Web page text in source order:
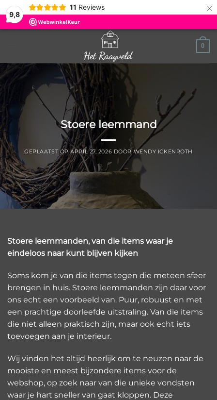
9,8
11 Reviews ×
0
Stoere leemmand
GEPLAATST OPAPRIL 27, 2026 DOORWENDY ICKENROTH
Stoere leemmanden, van die items waar je
eindeloos naar kunt blijven kijken
Soms kom je van die items tegen die meteen sfeer
brengen in huis. Stoere leemmanden zijn daar voor
ons echt een voorbeeld van. Puur, robuust en met
een prachtige doorleefde uitstraling. Van die items
die niet alleen praktisch zijn, maar ook echt iets
toevoegen aan je interieur.
Wij vinden het altijd heerlijk om te neuzen naar de
mooiste en meest bijzondere items voor de
webshop, op zoek naar van die unieke vondsten
waar je hart sneller van gaat kloppen. Deze